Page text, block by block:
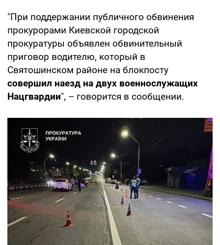
"При поддержании публичного обвинения
прокурорами Киевской городской
прокуратуры объявлен обвинительный
приговор водителю, который в
Святошинском районе на блокпосту
совершил наезд на двух военнослужащих
Нацгвардии", – говорится в сообщении.